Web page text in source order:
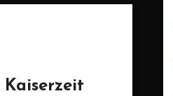
Kaiserzeit